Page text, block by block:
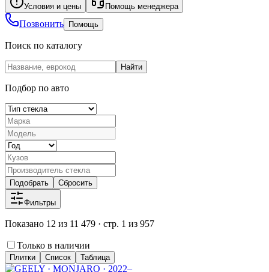
Условия и цены Помощь менеджера
Позвонить Помощь
Поиск по каталогу
Найти
Подбор по авто
Подобрать Сбросить
Фильтры
Показано 12 из 11 479 · стр. 1 из 957
Только в наличии
Плитки Список Таблица